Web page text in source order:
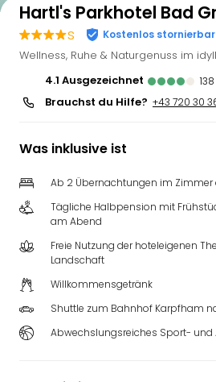
Hartl's Parkhotel Bad
s Kostenlos stornierbar
Wellness, Ruhe & Naturgenuss im
4.1
ausgezeichnet 138
Brauchst du Hilfe? +43 720 30
Was inklusive ist
Ab 2 Übernachtungen im Zimmer
Tägliche Halbpension mit
am Abend
Freie Nutzung der hoteleigenen
Landschaft
Willkommensgetränk
Shuttle zum Bahnhof Karpfham
Abwechslungsreiches Sport-